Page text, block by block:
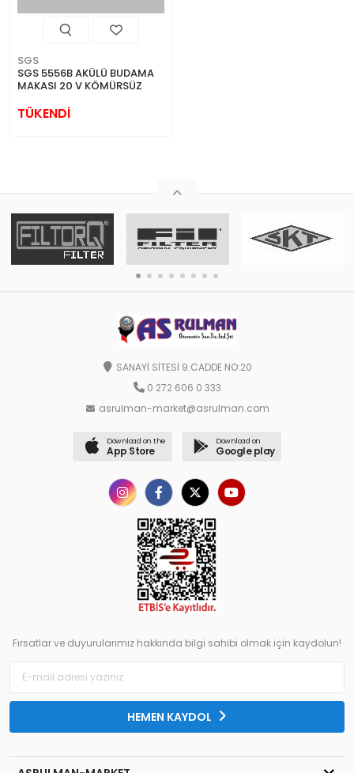
SGS
SGS 5556B AKÜLÜ BUDAMA
MAKASI 20 V KÖMÜRSÜZ
TÜKENDİ
SANAYİ SİTESİ 9.CADDE NO:20
0 272 606 0 333
asrulman-market@asrulman.com
Download on the
App Store
Download on
Google play
Fırsatlar ve duyurularımız hakkında bilgi sahibi olmak için kaydolun!
HEMEN KAYDOL